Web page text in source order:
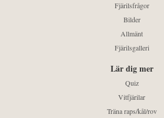
Fjärilsfrågor
Bilder
Allmänt
Fjärilsgalleri
Lär dig mer
Quiz
Vitfjärilar
Träna raps/kål/rov